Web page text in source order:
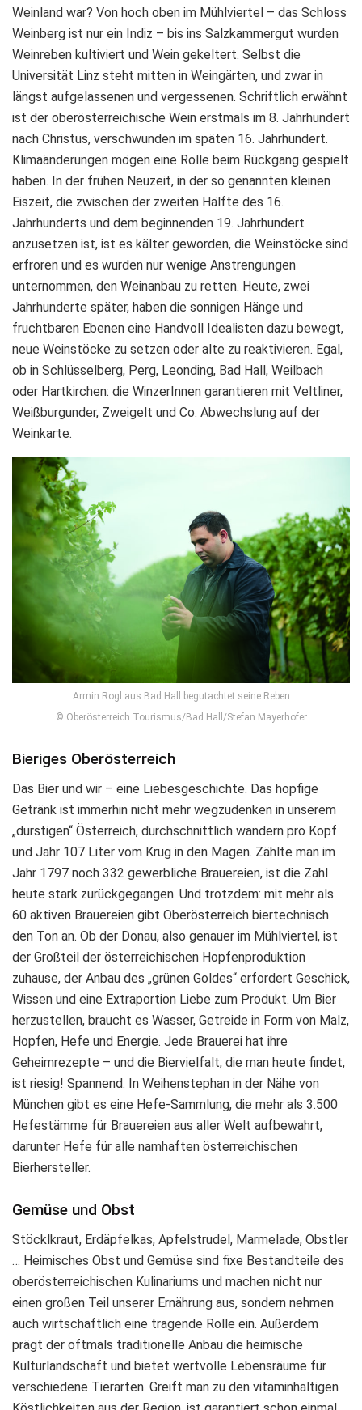
Weinland war? Von hoch oben im Mühlviertel – das Schloss
Weinberg ist nur ein Indiz – bis ins Salzkammergut wurden
Weinreben kultiviert und Wein gekeltert. Selbst die
Universität Linz steht mitten in Weingärten, und zwar in
längst aufgelassenen und vergessenen. Schriftlich erwähnt
ist der oberösterreichische Wein erstmals im 8. Jahrhundert
nach Christus, verschwunden im späten 16. Jahrhundert.
Klimaänderungen mögen eine Rolle beim Rückgang gespielt
haben. In der frühen Neuzeit, in der so genannten kleinen
Eiszeit, die zwischen der zweiten Hälfte des 16.
Jahrhunderts und dem beginnenden 19. Jahrhundert
anzusetzen ist, ist es kälter geworden, die Weinstöcke sind
erfroren und es wurden nur wenige Anstrengungen
unternommen, den Weinanbau zu retten. Heute, zwei
Jahrhunderte später, haben die sonnigen Hänge und
fruchtbaren Ebenen eine Handvoll Idealisten dazu bewegt,
neue Weinstöcke zu setzen oder alte zu reaktivieren. Egal,
ob in Schlüsselberg, Perg, Leonding, Bad Hall, Weilbach
oder Hartkirchen: die WinzerInnen garantieren mit Veltliner,
Weißburgunder, Zweigelt und Co. Abwechslung auf der
Weinkarte.
Armin Rogl aus Bad Hall begutachtet seine Reben
© Oberösterreich Tourismus/Bad Hall/Stefan Mayerhofer
Bieriges Oberösterreich
Das Bier und wir – eine Liebesgeschichte. Das hopfige
Getränk ist immerhin nicht mehr wegzudenken in unserem
„durstigen“ Österreich, durchschnittlich wandern pro Kopf
und Jahr 107 Liter vom Krug in den Magen. Zählte man im
Jahr 1797 noch 332 gewerbliche Brauereien, ist die Zahl
heute stark zurückgegangen. Und trotzdem: mit mehr als
60 aktiven Brauereien gibt Oberösterreich biertechnisch
den Ton an. Ob der Donau, also genauer im Mühlviertel, ist
der Großteil der österreichischen Hopfenproduktion
zuhause, der Anbau des „grünen Goldes“ erfordert Geschick,
Wissen und eine Extraportion Liebe zum Produkt. Um Bier
herzustellen, braucht es Wasser, Getreide in Form von Malz,
Hopfen, Hefe und Energie. Jede Brauerei hat ihre
Geheimrezepte – und die Biervielfalt, die man heute findet,
ist riesig! Spannend: In Weihenstephan in der Nähe von
München gibt es eine Hefe-Sammlung, die mehr als 3.500
Hefestämme für Brauereien aus aller Welt aufbewahrt,
darunter Hefe für alle namhaften österreichischen
Bierhersteller.
Gemüse und Obst
Stöcklkraut, Erdäpfelkas, Apfelstrudel, Marmelade, Obstler
… Heimisches Obst und Gemüse sind fixe Bestandteile des
oberösterreichischen Kulinariums und machen nicht nur
einen großen Teil unserer Ernährung aus, sondern nehmen
auch wirtschaftlich eine tragende Rolle ein. Außerdem
prägt der oftmals traditionelle Anbau die heimische
Kulturlandschaft und bietet wertvolle Lebensräume für
verschiedene Tierarten. Greift man zu den vitaminhaltigen